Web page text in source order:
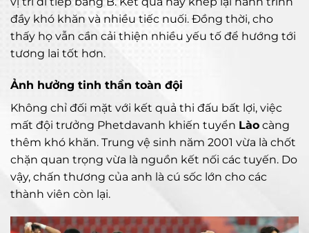
đầy khó khăn và nhiều tiếc nuối. Đồng thời, cho
thấy họ vẫn cần cải thiện nhiều yếu tố để hướng tới
tương lai tốt hơn.
Ảnh hưởng tinh thần toàn đội
Không chỉ đối mặt với kết quả thi đấu bất lợi, việc
mất đội trưởng Phetdavanh khiến tuyển Lào càng
thêm khó khăn. Trung vệ sinh năm 2001 vừa là chốt
chặn quan trọng vừa là nguồn kết nối các tuyến. Do
vậy, chấn thương của anh là cú sốc lớn cho các
thành viên còn lại.